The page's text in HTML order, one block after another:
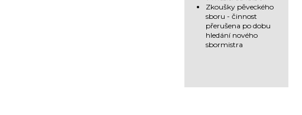
Zkoušky pěveckého
sboru - činnost
přerušena po dobu
hledání nového
sbormistra